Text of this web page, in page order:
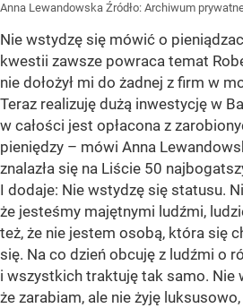
Anna Lewandowska Źródło: Archiwum
Nie wstydzę się mówić o
kwestii zawsze powraca temat
nie dołożył mi do żadnej z firm w
Teraz realizuję dużą inwestycję w
w całości jest opłacona z
pieniędzy – mówi Anna
znalazła się na Liście 50
I dodaje: Nie wstydzę się statusu.
że jesteśmy majętnymi ludźmi,
też, że nie jestem osobą, która się
się. Na co dzień obcuję z ludźmi o
i wszystkich traktuję tak samo. Nie
że zarabiam, ale nie żyję